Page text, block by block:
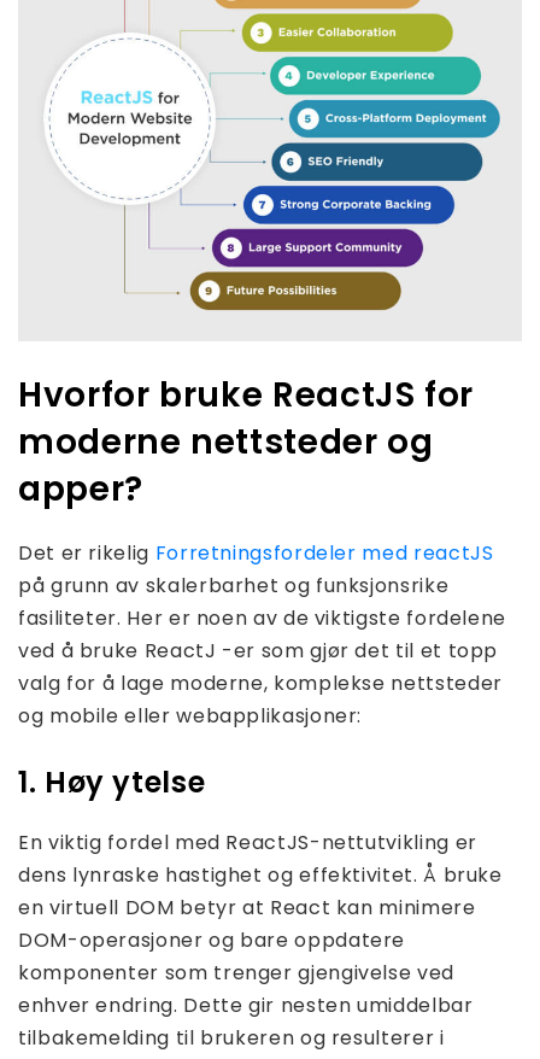
Hvorfor bruke ReactJS for
moderne nettsteder og
apper?
Det er rikelig Forretningsfordeler med reactJS
på grunn av skalerbarhet og funksjonsrike
fasiliteter. Her er noen av de viktigste fordelene
ved å bruke ReactJ -er som gjør det til et topp
valg for å lage moderne, komplekse nettsteder
og mobile eller webapplikasjoner:
1. Høy ytelse
En viktig fordel med ReactJS-nettutvikling er
dens lynraske hastighet og effektivitet. Å bruke
en virtuell DOM betyr at React kan minimere
DOM-operasjoner og bare oppdatere
komponenter som trenger gjengivelse ved
enhver endring. Dette gir nesten umiddelbar
tilbakemelding til brukeren og resulterer i